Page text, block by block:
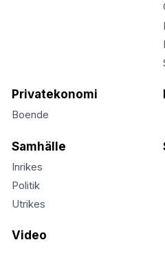
Privatekonomi
Boende
Samhälle
Inrikes
Politik
Utrikes
Video